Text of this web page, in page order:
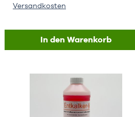
Versandkosten
In den Warenkorb